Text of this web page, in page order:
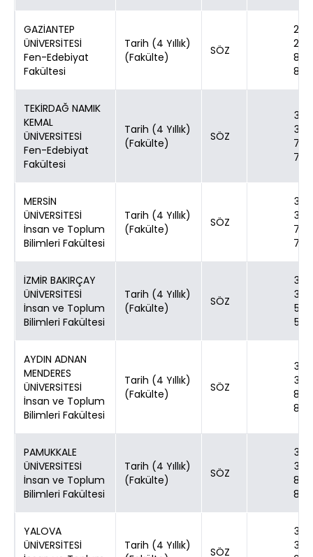
GAZİANTEP
ÜNİVERSİTESİ
Fen-Edebiyat
Fakültesi
Tarih (4 Yıllık)
(Fakülte)
SÖZ
24
24
80
80
TEKİRDAĞ NAMIK
KEMAL
ÜNİVERSİTESİ
Fen-Edebiyat
Fakültesi
Tarih (4 Yıllık)
(Fakülte)
SÖZ
30
30
70
70
MERSİN
ÜNİVERSİTESİ
İnsan ve Toplum
Bilimleri Fakültesi
Tarih (4 Yıllık)
(Fakülte)
SÖZ
30
30
70
70
İZMİR BAKIRÇAY
ÜNİVERSİTESİ
İnsan ve Toplum
Bilimleri Fakültesi
Tarih (4 Yıllık)
(Fakülte)
SÖZ
30
30
50
50
AYDIN ADNAN
MENDERES
ÜNİVERSİTESİ
İnsan ve Toplum
Bilimleri Fakültesi
Tarih (4 Yıllık)
(Fakülte)
SÖZ
30
30
80
80
PAMUKKALE
ÜNİVERSİTESİ
İnsan ve Toplum
Bilimleri Fakültesi
Tarih (4 Yıllık)
(Fakülte)
SÖZ
30
30
80
80
YALOVA
ÜNİVERSİTESİ
Tarih (4 Yıllık)
SÖZ
30
30